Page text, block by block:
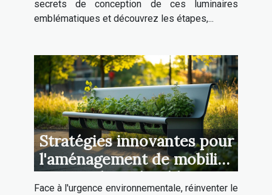
secrets de conception de ces luminaires
emblématiques et découvrez les étapes,...
Stratégies innovantes pour
l'aménagement de mobilier
urbain durable
Face à l'urgence environnementale, réinventer le